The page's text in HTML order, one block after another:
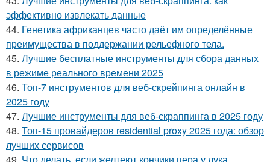
эффективно извлекать данные
44. Генетика африканцев часто даёт им определённые
преимущества в поддержании рельефного тела.
45. Лучшие бесплатные инструменты для сбора данных
в режиме реального времени 2025
46. Топ-7 инструментов для веб-скрейпинга онлайн в
2025 году
47. Лучшие инструменты для веб-скраппинга в 2025 году
48. Топ-15 провайдеров residential proxy 2025 года: обзор
лучших сервисов